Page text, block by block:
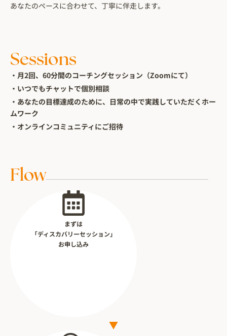
あなたのペースに合わせて、丁寧に伴走します。
Sessions
・月2回、60分間のコーチングセッション（Zoomにて）
・いつでもチャットで個別相談
・あなたの目標達成のために、日常の中で実践していただくホー
ムワーク
・オンラインコミュニティにご招待
Flow
まずは
「ディスカバリーセッション」
お申し込み